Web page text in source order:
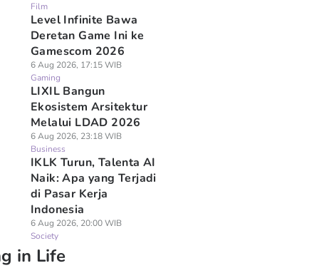
Film
Level Infinite Bawa
Deretan Game Ini ke
Gamescom 2026
6 Aug 2026, 17:15 WIB
Gaming
LIXIL Bangun
Ekosistem Arsitektur
Melalui LDAD 2026
6 Aug 2026, 23:18 WIB
Business
IKLK Turun, Talenta AI
Naik: Apa yang Terjadi
di Pasar Kerja
Indonesia
6 Aug 2026, 20:00 WIB
Society
in Life